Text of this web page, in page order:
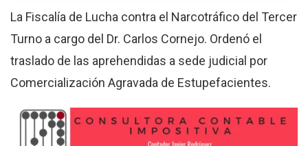
La Fiscalía de Lucha contra el Narcotráfico del Tercer
Turno a cargo del Dr. Carlos Cornejo. Ordenó el
traslado de las aprehendidas a sede judicial por
Comercialización Agravada de Estupefacientes.